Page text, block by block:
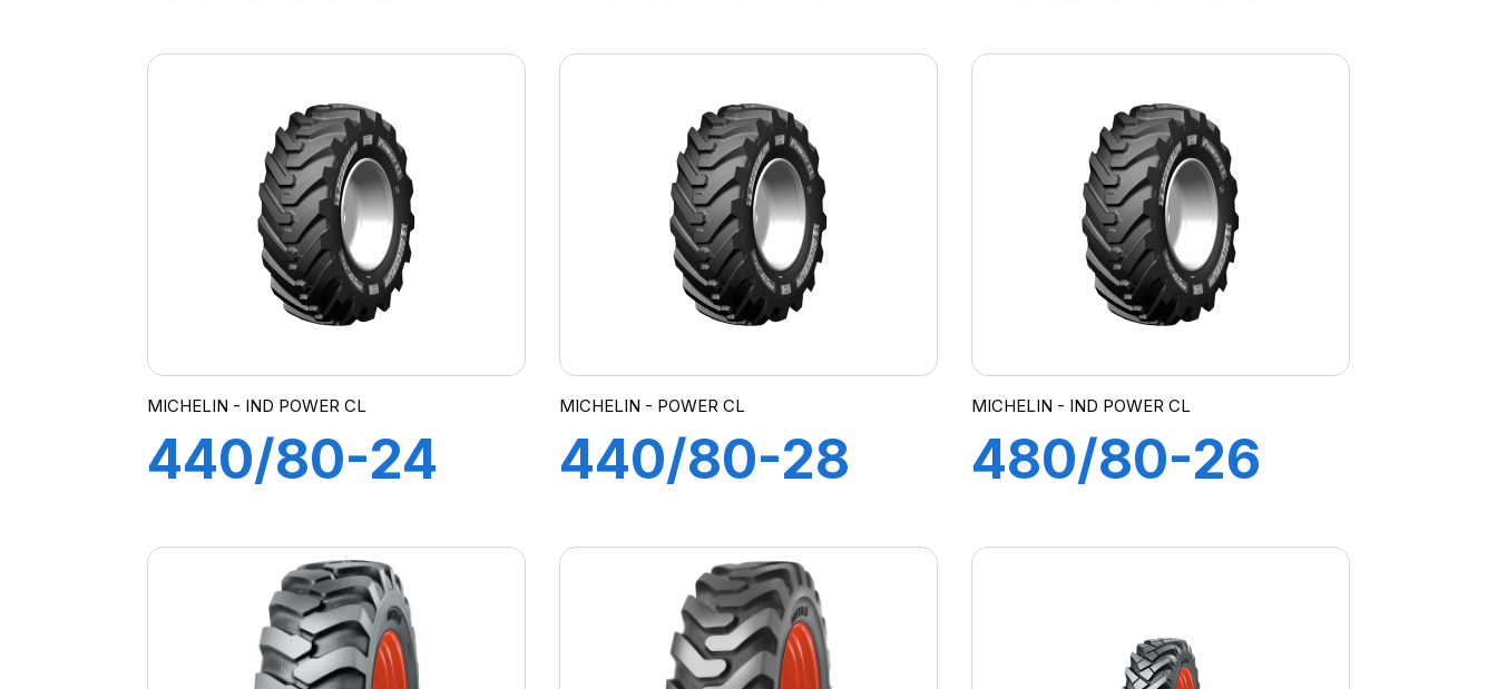
143A8 TL IND
POWER CL
POWER CL
MICHELIN - IND POWER CL
440/80-24
POWER CL
MICHELIN - POWER CL
440/80-28
POWER CL
MICHELIN - IND POWER CL
480/80-26